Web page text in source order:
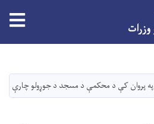
دانګل
وزرات
په پروان کې د محکمې د مسجد د جوړولو چارې